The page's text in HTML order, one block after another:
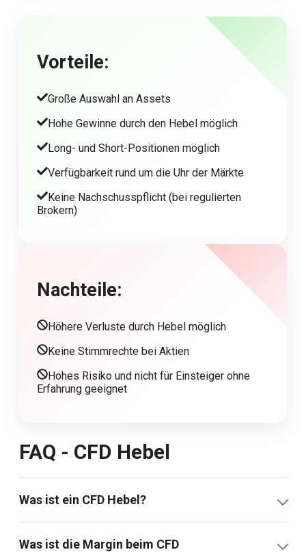
Vorteile:
Große Auswahl an Assets
Hohe Gewinne durch den Hebel möglich
Long- und Short-Positionen möglich
Verfügbarkeit rund um die Uhr der Märkte
Keine Nachschusspflicht (bei regulierten
Brokern)
Nachteile:
Höhere Verluste durch Hebel möglich
Keine Stimmrechte bei Aktien
Hohes Risiko und nicht für Einsteiger ohne
Erfahrung geeignet
FAQ - CFD Hebel
Was ist ein CFD Hebel?
Was ist die Margin beim CFD